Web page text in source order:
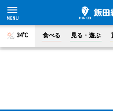
34°C 食べる 見る・遊ぶ